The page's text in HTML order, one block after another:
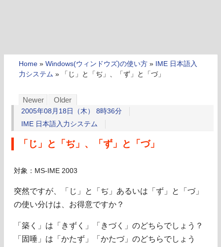
Home » Windows(ウィンドウズ)の使い方 » IME 日本語入
力システム » 「じ」と「ぢ」、「ず」と「づ」
Newer Older
2005年08月18日（木） 8時36分
IME 日本語入力システム
「じ」と「ぢ」、「ず」と「づ」
対象：MS-IME 2003
突然ですが、「じ」と「ぢ」あるいは「ず」と「づ」
の使い分けは、お得意ですか？
「築く」は「きずく」「きづく」のどちらでしょう？
「固唾」は「かたず」「かたづ」のどちらでしょう